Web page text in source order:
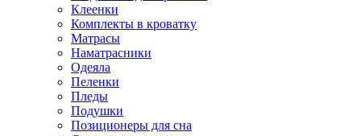
Клеенки
Комплекты в кроватку
Матрасы
Наматрасники
Одеяла
Пеленки
Пледы
Подушки
Позиционеры для сна